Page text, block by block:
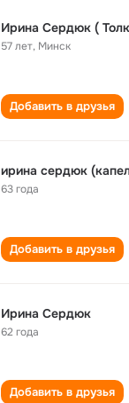
Ирина Сердюк (
57 лет, Минск
Добавить в друзья
ирина сердюк
63 года
Добавить в друзья
Ирина Сердюк
62 года
Добавить в друзья